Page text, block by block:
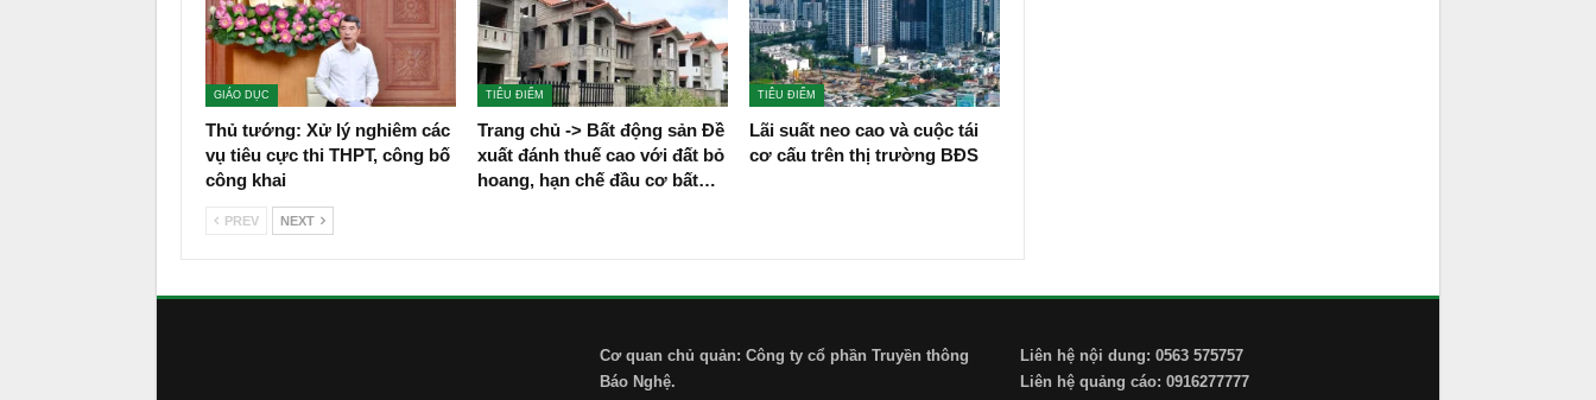
GIÁO DỤC
Thủ tướng: Xử lý nghiêm các
vụ tiêu cực thi THPT, công bố
công khai
TIÊU ĐIỂM
Trang chủ -> Bất động sản Đề
xuất đánh thuế cao với đất bỏ
hoang, hạn chế đầu cơ bất…
TIÊU ĐIỂM
Lãi suất neo cao và cuộc tái
cơ cấu trên thị trường BĐS
PREV NEXT
Cơ quan chủ quản: Công ty cổ phần Truyền thông
Báo Nghệ.
Liên hệ nội dung: 0563 575757
Liên hệ quảng cáo: 0916277777